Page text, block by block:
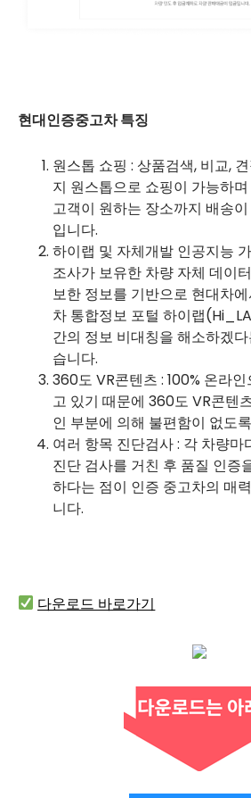
현대인증중고차 특징
원스톱 쇼핑 : 상품검색, 비교,
지 원스톱으로 쇼핑이 가능하
고객이 원하는 장소까지 배송
입니다.
하이랩 및 자체개발 인공지능
조사가 보유한 차량 자체 데이
보한 정보를 기반으로 현대차
차 통합정보 포털 하이랩
간의 정보 비대칭을 해소하겠
습니다.
360도 VR콘텐츠 : 100% 온라
고 있기 때문에 360도 VR콘텐
인 부분에 의해 불편함이 없도
여러 항목 진단검사 : 각 차량마
진단 검사를 거친 후 품질 인증
하다는 점이 인증 중고차의 매
니다.
다운로드 바로가기